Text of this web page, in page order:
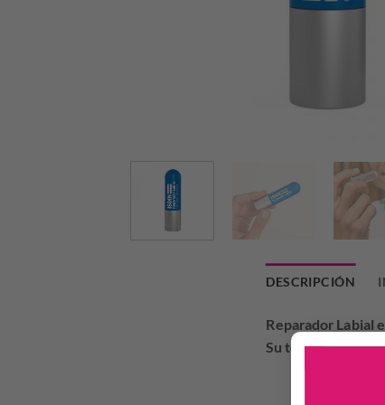
DESCRIPCIÓN
Reparador Labial
Su textura en